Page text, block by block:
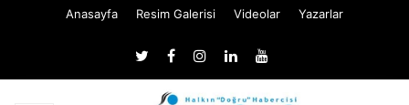
Anasayfa Resim Galerisi Videolar Yazarlar